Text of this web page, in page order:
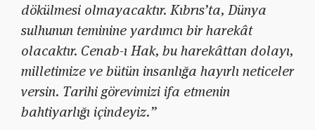
dökülmesi olmayacaktır. Kıbrıs’ta, Dünya
sulhunun teminine yardımcı bir harekât
olacaktır. Cenab-ı Hak, bu harekâttan dolayı,
milletimize ve bütün insanlığa hayırlı neticeler
versin. Tarihi görevimizi ifa etmenin
bahtiyarlığı içindeyiz.”